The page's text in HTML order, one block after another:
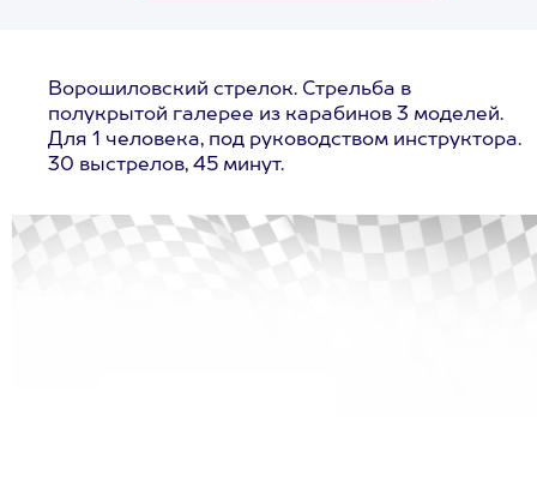
Ворошиловский стрелок. Стрельба в
полукрытой галерее из карабинов 3 моделей.
Для 1 человека, под руководством инструктора.
30 выстрелов, 45 минут.